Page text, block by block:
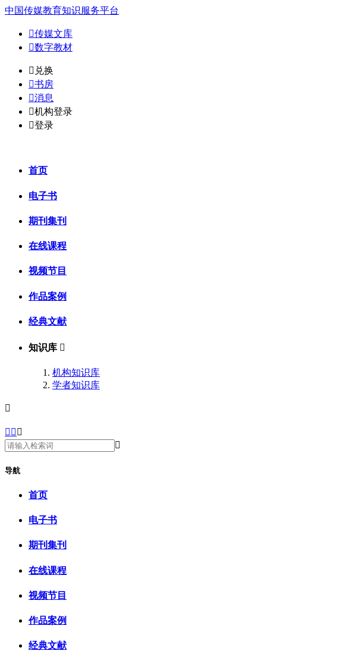
中国传媒教育知识服务平台
传媒文库
数字教材
𐈈 兑换
书房
消息
机构登录
登录
首页
电子书
期刊集刊
在线课程
视频节目
作品案例
经典文献
知识库 
机构知识库
学者知识库

  

导航
首页
电子书
期刊集刊
在线课程
视频节目
作品案例
经典文献